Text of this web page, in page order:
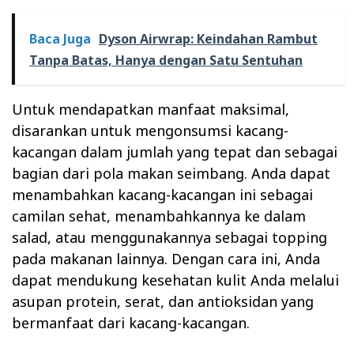
Baca Juga Dyson Airwrap: Keindahan Rambut
Tanpa Batas, Hanya dengan Satu Sentuhan
Untuk mendapatkan manfaat maksimal,
disarankan untuk mengonsumsi kacang-
kacangan dalam jumlah yang tepat dan sebagai
bagian dari pola makan seimbang. Anda dapat
menambahkan kacang-kacangan ini sebagai
camilan sehat, menambahkannya ke dalam
salad, atau menggunakannya sebagai topping
pada makanan lainnya. Dengan cara ini, Anda
dapat mendukung kesehatan kulit Anda melalui
asupan protein, serat, dan antioksidan yang
bermanfaat dari kacang-kacangan.